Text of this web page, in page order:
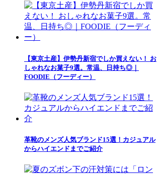
【東京土産】伊勢丹新宿でしか買えない！ お
しゃれなお菓子9選。常温、日持ち◎｜
FOODIE（フーディー）
革靴のメンズ人気ブランド15選！カジュアル
からハイエンドまでご紹介